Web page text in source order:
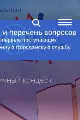
концерт,